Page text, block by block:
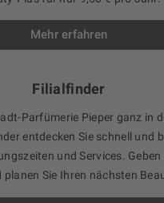
Mehr erfahren
Filialfinder
Parfümerie Pieper ganz in
entdecken Sie schnell und
und Services. Geben
planen Sie Ihren nächsten